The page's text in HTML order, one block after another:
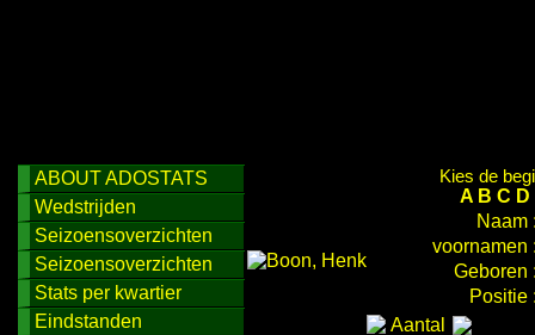
ABOUT ADOSTATS
Wedstrijden
Seizoensoverzichten
Seizoensoverzichten
Stats per kwartier
Eindstanden
Kies de
A B C D
Naam
voornamen
Geboren
Positie